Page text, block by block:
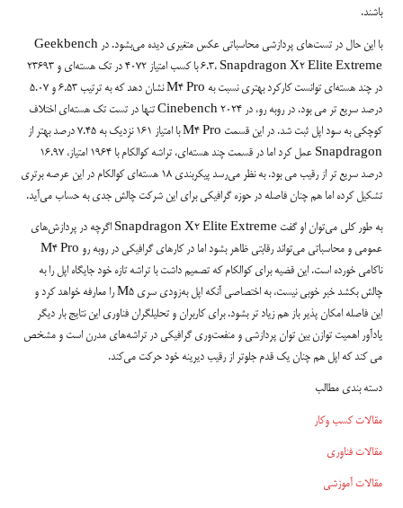
باشند.
با این حال در تست‌های پردازشی محاسباتی عکس متغیری دیده می‌بشود. در Geekbench
6.3، Snapdragon X2 Elite Extreme با کسب امتیاز 4072 در تک هسته‌ای و 23693
در چند هسته‌ای توانست کارکرد بهتری نسبت به M4 Pro نشان دهد که به ترتیب 6.53 و 5.07
درصد سریع تر می بود. در روبه رو، در Cinebench 2024 تنها در تست تک هسته‌ای اختلاف
کوچکی به سود اپل ثبت شد. در این قسمت M4 Pro با امتیاز 161 نزدیک به 7.45 درصد بهتر از
Snapdragon عمل کرد اما در قسمت چند هسته‌ای، تراشه کوالکام با 1964 امتیاز، 16.97
درصد سریع تر از رقیب می بود. به نظر می‌رسد پیکربندی 18 هسته‌ای کوالکام در این عرصه برتری
تشکیل کرده اما هم چنان فاصله در حوزه گرافیکی برای این شرکت چالش جدی به حساب می‌آید.
به طور کلی می‌توان او گفت Snapdragon X2 Elite Extreme اگرچه در پردازش‌های
عمومی و محاسباتی می‌تواند رقابتی ظاهر بشود اما در کارهای گرافیکی در روبه رو M4 Pro
ناکامی خورده است. این قضیه برای کوالکام که تصمیم داشت با تراشه تازه خود جایگاه اپل را به
چالش بکشد خبر خوبی نیست، به اختصاصی آنکه اپل به‌زودی سری M5 را معارفه خواهد کرد و
این فاصله امکان پذیر باز هم زیاد تر بشود. برای کاربران و تحلیلگران فناوری این نتایج بار دیگر
یادآور اهمیت توازن بین توان پردازشی و منفعت‌وری گرافیکی در تراشه‌های مدرن است و مشخص
می کند که اپل هم چنان یک قدم جلوتر از رقیب دیرینه خود حرکت می‌کند.
دسته بندی مطالب
مقالات کسب وکار
مقالات فناوری
مقالات آموزشی